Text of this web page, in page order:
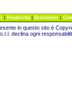
| Pubblicità | Disclaimer |
in questo sito è
declina ogni